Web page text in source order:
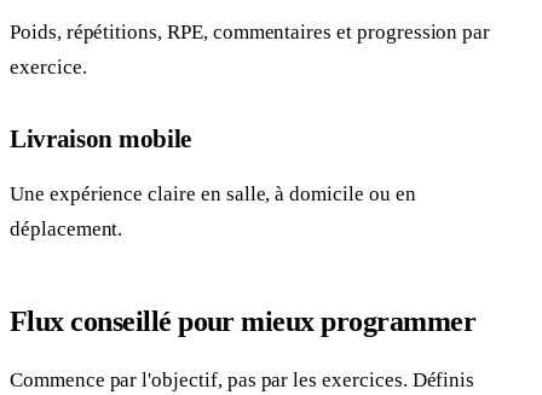
Poids, répétitions, RPE, commentaires et progression par
exercice.
Livraison mobile
Une expérience claire en salle, à domicile ou en
déplacement.
Flux conseillé pour mieux programmer
Commence par l'objectif, pas par les exercices. Définis